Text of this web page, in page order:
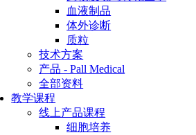
血液制品
体外诊断
质粒
技术方案
产品 - Pall Medical
全部资料
教学课程
线上产品课程
细胞培养